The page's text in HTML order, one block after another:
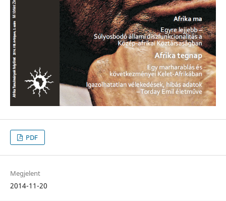
PDF
Megjelent
2014-11-20